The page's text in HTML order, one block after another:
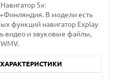
5»:
В модели есть
функций навигатор Explay
видео и звуковые файлы,